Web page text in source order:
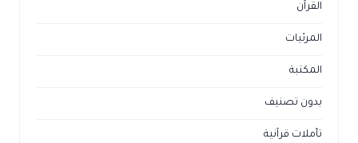
القرآن
المرئيات
المكتبة
بدون تصنيف
تأملات قرآنية